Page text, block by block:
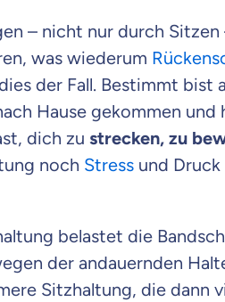
– nicht nur durch Sitzen
was wiederum
der Fall. Bestimmt bist
Hause gekommen
dich zu strecken, zu
noch Stress und
belastet die
der andauernden
Sitzhaltung, die dann
wichtig ist, dass
fühlst.
dich aus Überzeugung für uns
Tarifen am Markt
Unterschiede in Versicherungen zu